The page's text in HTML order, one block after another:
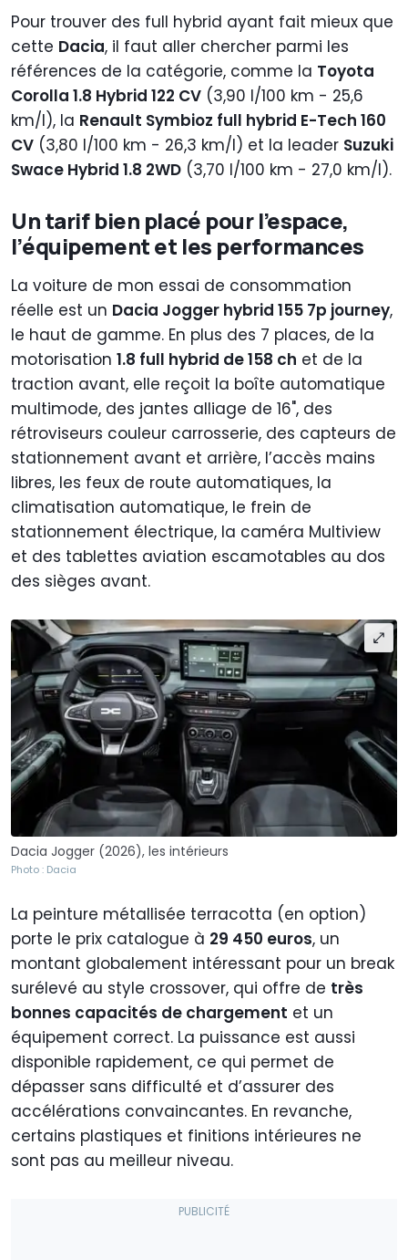
Pour trouver des full hybrid ayant fait mieux que
cette Dacia, il faut aller chercher parmi les
références de la catégorie, comme la Toyota
Corolla 1.8 Hybrid 122 CV (3,90 l/100 km - 25,6
km/l), la Renault Symbioz full hybrid E-Tech 160
CV (3,80 l/100 km - 26,3 km/l) et la leader Suzuki
Swace Hybrid 1.8 2WD (3,70 l/100 km - 27,0 km/l).
Un tarif bien placé pour l’espace,
l’équipement et les performances
La voiture de mon essai de consommation
réelle est un Dacia Jogger hybrid 155 7p journey,
le haut de gamme. En plus des 7 places, de la
motorisation 1.8 full hybrid de 158 ch et de la
traction avant, elle reçoit la boîte automatique
multimode, des jantes alliage de 16", des
rétroviseurs couleur carrosserie, des capteurs de
stationnement avant et arrière, l’accès mains
libres, les feux de route automatiques, la
climatisation automatique, le frein de
stationnement électrique, la caméra Multiview
et des tablettes aviation escamotables au dos
des sièges avant.
Dacia Jogger (2026), les intérieurs
Photo : Dacia
La peinture métallisée terracotta (en option)
porte le prix catalogue à 29 450 euros, un
montant globalement intéressant pour un break
surélevé au style crossover, qui offre de très
bonnes capacités de chargement et un
équipement correct. La puissance est aussi
disponible rapidement, ce qui permet de
dépasser sans difficulté et d’assurer des
accélérations convaincantes. En revanche,
certains plastiques et finitions intérieures ne
sont pas au meilleur niveau.